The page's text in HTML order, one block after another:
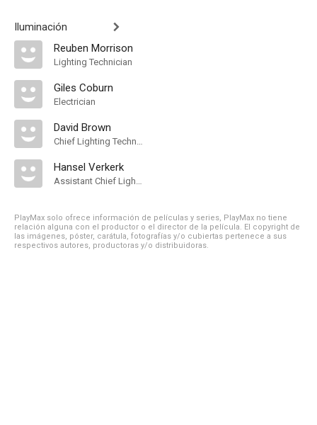
Iluminación
Reuben Morrison
Lighting Technician
Giles Coburn
Electrician
David Brown
Chief Lighting Technician
Hansel Verkerk
Assistant Chief Lighting Technician
PlayMax solo ofrece información de películas y series, PlayMax no tiene
relación alguna con el productor o el director de la película. El copyright de
las imágenes, póster, carátula, fotografías y/o cubiertas pertenece a sus
respectivos autores, productoras y/o distribuidoras.